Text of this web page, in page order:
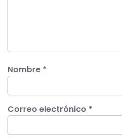
Nombre *
Correo electrónico *